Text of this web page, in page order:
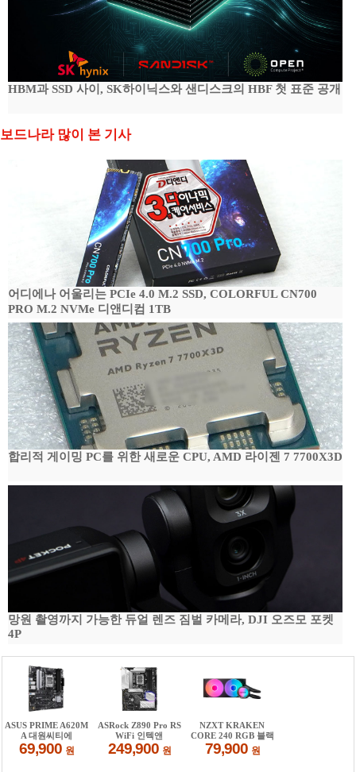
HBM과 SSD 사이, SK하이닉스와 샌디스크의 HBF 첫 표준 공개
보드나라 많이 본 기사
어디에나 어울리는 PCIe 4.0 M.2 SSD, COLORFUL CN700
PRO M.2 NVMe 디앤디컴 1TB
합리적 게이밍 PC를 위한 새로운 CPU, AMD 라이젠 7 7700X3D
망원 촬영까지 가능한 듀얼 렌즈 짐벌 카메라, DJI 오즈모 포켓
4P